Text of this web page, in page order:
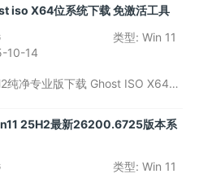
核心功能，如远程桌面、BitLock
业级功能。该系统版本的最大优势
用户可以直接安装并使用，而不
。
iso X64位系统下载 免激活工具
类型: Win 11
10-14
纯净专业版下载 Ghost ISO X64位
广告，保留了系统的核心功能，
和小型企业。
25H2最新26200.6725版本系
类型: Win 11